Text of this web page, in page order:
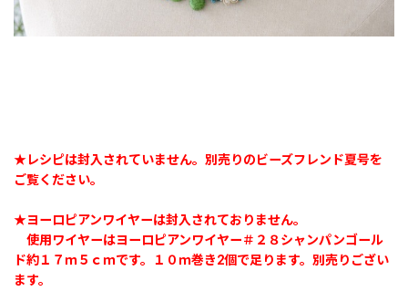
★レシピは封入されていません。別売りのビーズフレンド夏号を
ご覧ください。
★ヨーロピアンワイヤーは封入されておりません。
使用ワイヤーはヨーロピアンワイヤー＃２８シャンパンゴール
ド約１７ｍ５ｃｍです。１０ｍ巻き2個で足ります。別売りござい
ます。